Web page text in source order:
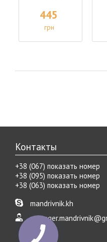
445
грн
Контакты
+38 (067) показать номер
+38 (095) показать номер
+38 (063) показать номер
mandrivnik.kh